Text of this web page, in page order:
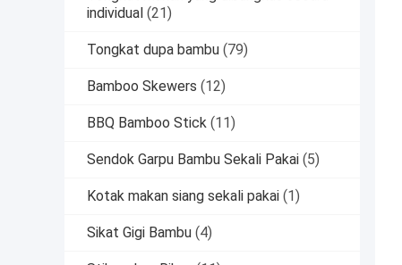
individual (21)
Tongkat dupa bambu (79)
Bamboo Skewers (12)
BBQ Bamboo Stick (11)
Sendok Garpu Bambu Sekali Pakai (5)
Kotak makan siang sekali pakai (1)
Sikat Gigi Bambu (4)